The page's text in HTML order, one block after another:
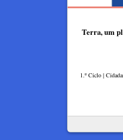
Terra, um
1.º Ciclo |